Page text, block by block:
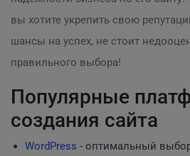
вы хотите укрепить свою
шансы на успех, не стоит
правильного выбора!
Популярные
создания сайта
WordPress - оптимальный